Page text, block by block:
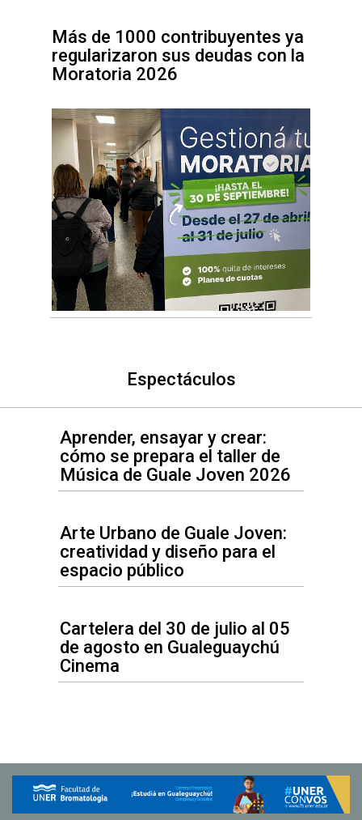
Más de 1000 contribuyentes ya
regularizaron sus deudas con la
Moratoria 2026
Espectáculos
Aprender, ensayar y crear:
cómo se prepara el taller de
Música de Guale Joven 2026
Arte Urbano de Guale Joven:
creatividad y diseño para el
espacio público
Cartelera del 30 de julio al 05
de agosto en Gualeguaychú
Cinema